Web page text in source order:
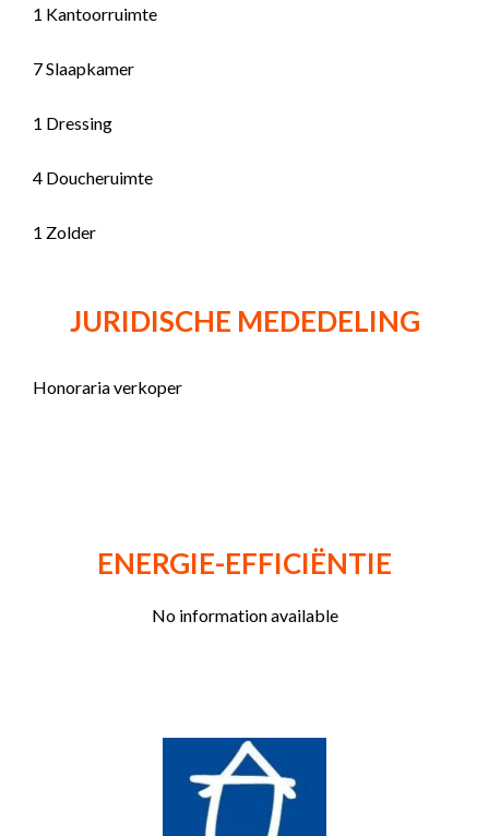
1 Kantoorruimte
7 Slaapkamer
1 Dressing
4 Doucheruimte
1 Zolder
JURIDISCHE MEDEDELING
Honoraria verkoper
ENERGIE-EFFICIËNTIE
No information available